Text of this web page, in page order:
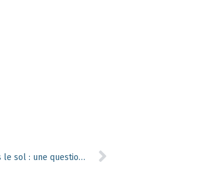
Pratiques forestières et stock de carbone dans le sol : une question de dose et de climat